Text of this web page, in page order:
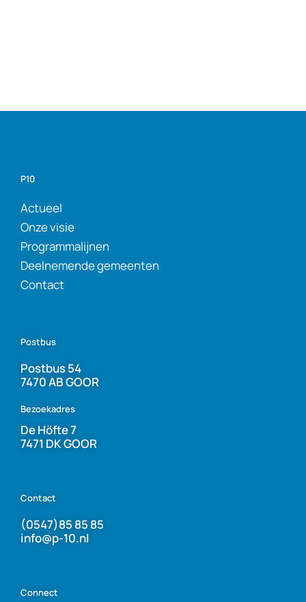
P10
Actueel
Onze visie
Programmalijnen
Deelnemende gemeenten
Contact
Postbus
Postbus 54
7470 AB GOOR
Bezoekadres
De Höfte 7
7471 DK GOOR
Contact
(0547)85 85 85
info@p-10.nl
Connect